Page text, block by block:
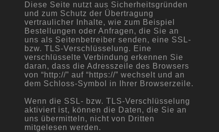
Diese Seite nutzt aus Sicherheitsgründen
und zum Schutz der Übertragung
vertraulicher Inhalte, wie zum Beispiel
Bestellungen oder Anfragen, die Sie an
uns als Seitenbetreiber senden, eine SSL-
bzw. TLS-Verschlüsselung. Eine
verschlüsselte Verbindung erkennen Sie
daran, dass die Adresszeile des Browsers
von “http://” auf “https://” wechselt und an
dem Schloss-Symbol in Ihrer Browserzeile.
Wenn die SSL- bzw. TLS-Verschlüsselung
aktiviert ist, können die Daten, die Sie an
uns übermitteln, nicht von Dritten
mitgelesen werden.